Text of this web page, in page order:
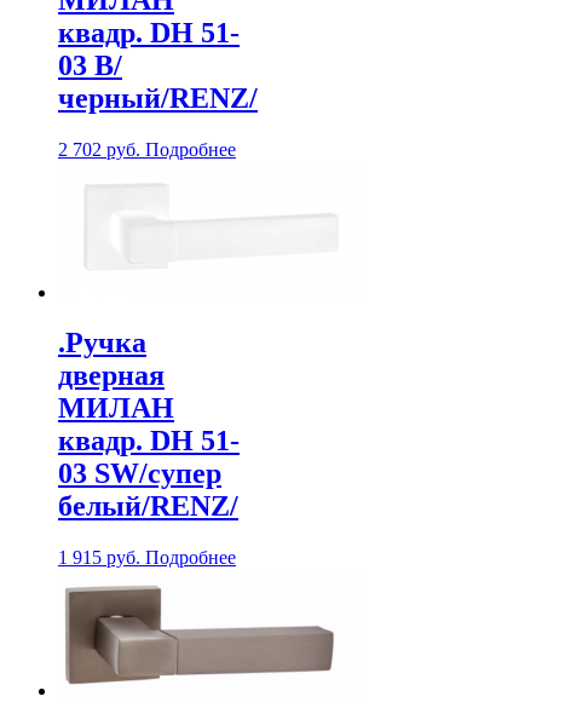
квадр. DH 51-
03 B/
черный/RENZ/
2 702 руб. Подробнее
.Ручка
дверная
МИЛАН
квадр. DH 51-
03 SW/супер
белый/RENZ/
1 915 руб. Подробнее